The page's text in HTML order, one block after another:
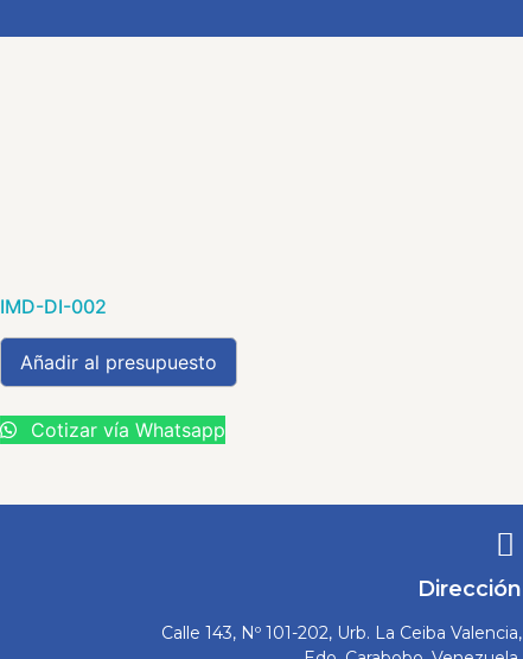
IMD-DI-002
Añadir al presupuesto
Cotizar vía Whatsapp
Dirección
Calle 143, Nº 101-202, Urb. La Ceiba Valencia,